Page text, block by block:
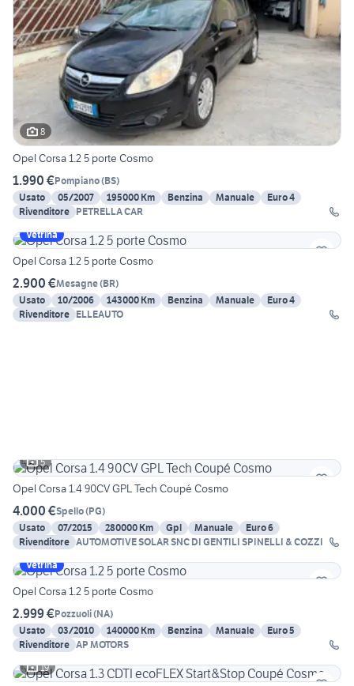
8
Opel Corsa 1.2 5 porte Cosmo
1.990 €Pompiano(BS)
Usato
05/2007 195000 Km Benzina Manuale
Euro 4
Rivenditore PETRELLA CAR
Vetrina
Opel Corsa 1.2 5 porte Cosmo
2.900 €Mesagne(BR)
Usato
10/2006 143000 Km Benzina Manuale
Euro 4
Rivenditore ELLEAUTO
5
Opel Corsa 1.4 90CV GPL Tech Coupé Cosmo
4.000 €Spello(PG)
Usato
07/2015 280000 Km Gpl Manuale
Euro 6
Rivenditore AUTOMOTIVE SOLAR SNC DI GENTILI SPINELLI & COZZI
Vetrina
Opel Corsa 1.2 5 porte Cosmo
2.999 €Pozzuoli(NA)
Usato
03/2010 140000 Km Benzina Manuale
Euro 5
Rivenditore AP MOTORS
19